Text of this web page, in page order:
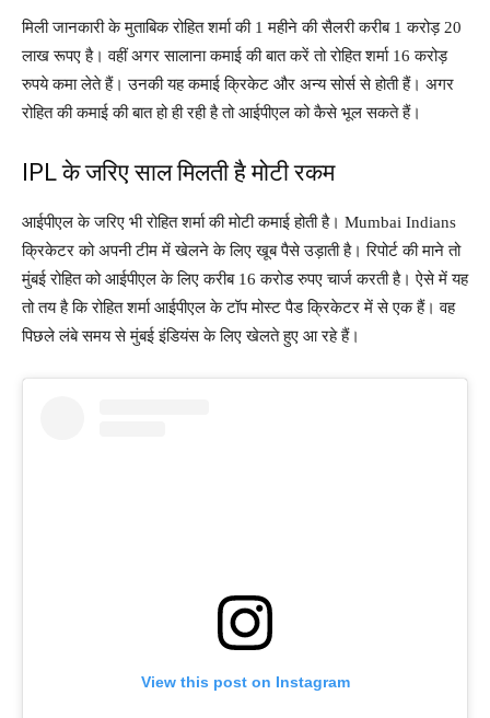
मिली जानकारी के मुताबिक रोहित शर्मा की 1 महीने की सैलरी करीब 1 करोड़ 20
लाख रूपए है। वहीं अगर सालाना कमाई की बात करें तो रोहित शर्मा 16 करोड़
रुपये कमा लेते हैं। उनकी यह कमाई क्रिकेट और अन्य सोर्स से होती हैं। अगर
रोहित की कमाई की बात हो ही रही है तो आईपीएल को कैसे भूल सकते हैं।
IPL के जरिए साल मिलती है मोटी रकम
आईपीएल के जरिए भी रोहित शर्मा की मोटी कमाई होती है। Mumbai Indians
क्रिकेटर को अपनी टीम में खेलने के लिए खूब पैसे उड़ाती है। रिपोर्ट की माने तो
मुंबई रोहित को आईपीएल के लिए करीब 16 करोड रुपए चार्ज करती है। ऐसे में यह
तो तय है कि रोहित शर्मा आईपीएल के टॉप मोस्ट पैड क्रिकेटर में से एक हैं। वह
पिछले लंबे समय से मुंबई इंडियंस के लिए खेलते हुए आ रहे हैं।
View this post on Instagram